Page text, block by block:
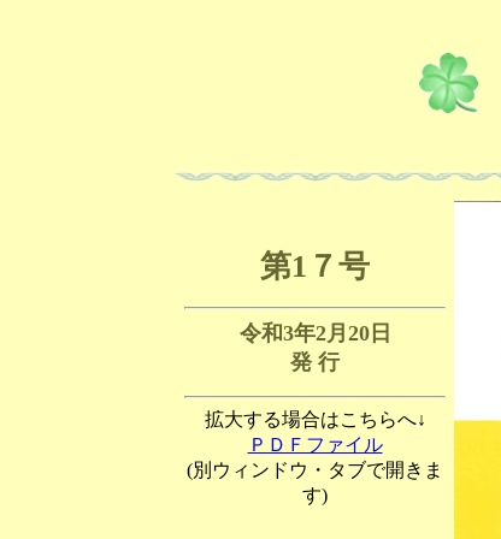
第1７号
令和3年2月20日
発 行
拡大する場合はこちらへ↓
ＰＤＦファイル
(別ウィンドウ・タブで開きま
す)